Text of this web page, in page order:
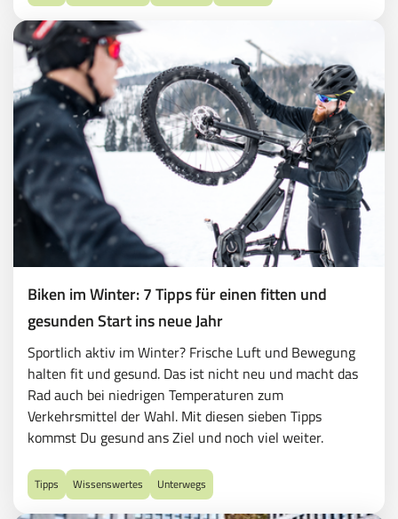
Biken im Winter: 7 Tipps für einen fitten und
gesunden Start ins neue Jahr
Sportlich aktiv im Winter? Frische Luft und Bewegung
halten fit und gesund. Das ist nicht neu und macht das
Rad auch bei niedrigen Temperaturen zum
Verkehrsmittel der Wahl. Mit diesen sieben Tipps
kommst Du gesund ans Ziel und noch viel weiter.
Tipps Wissenswertes Unterwegs